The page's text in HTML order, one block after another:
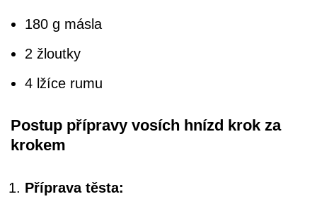
180 g másla
2 žloutky
4 lžíce rumu
Postup přípravy vosích hnízd krok za
krokem
Příprava těsta: